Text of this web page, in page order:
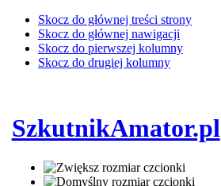
Skocz do głównej treści strony
Skocz do głównej nawigacji
Skocz do pierwszej kolumny
Skocz do drugiej kolumny
SzkutnikAmator.pl